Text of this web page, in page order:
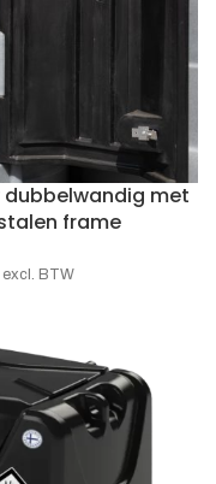
met
frame
Huidige
excl. BTW